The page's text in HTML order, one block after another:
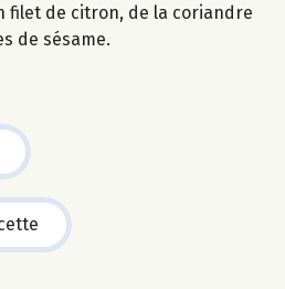
filet de citron, de la coriandre
de sésame.